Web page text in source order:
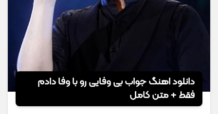
دانلود اهنگ جواب بی وفایی رو با وفا دادم
فقط + متن کامل